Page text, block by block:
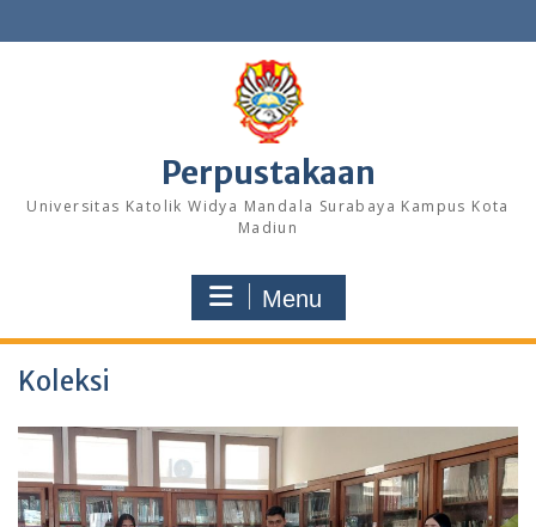
to
Perpustakaan
Universitas Katolik Widya Mandala Surabaya Kampus Kota
Madiun
Menu
Koleksi